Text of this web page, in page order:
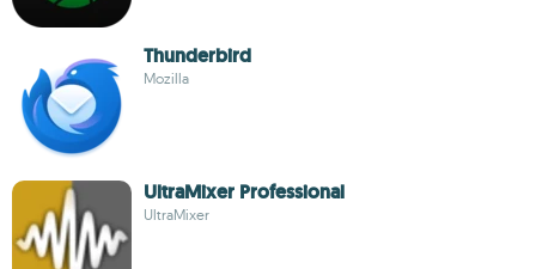
Thunderbird
Mozilla
UltraMixer Professional
UltraMixer